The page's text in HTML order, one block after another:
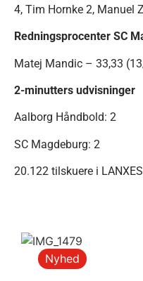
4, Tim Hornke 2, Manuel
Redningsprocenter SC
Matej Mandic – 33,33
2-minutters udvisninger
Aalborg Håndbold: 2
SC Magdeburg: 2
20.122 tilskuere i
Nyhed